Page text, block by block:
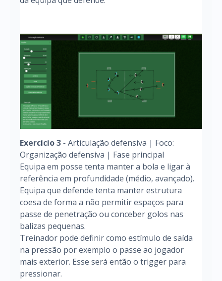
Exercício 3 - Articulação defensiva | Foco:
Organização defensiva | Fase principal
Equipa em posse tenta manter a bola e ligar à
referência em profundidade (médio, avançado).
Equipa que defende tenta manter estrutura
coesa de forma a não permitir espaços para
passe de penetração ou conceber golos nas
balizas pequenas.
Treinador pode definir como estímulo de saída
na pressão por exemplo o passe ao jogador
mais exterior. Esse será então o trigger para
pressionar.